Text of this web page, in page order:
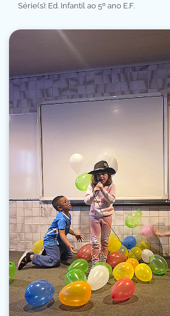
Série(s): Ed. Infantil ao 5º ano E.F.